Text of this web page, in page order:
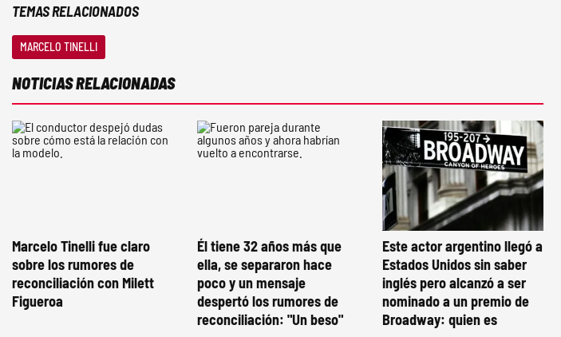
TEMAS RELACIONADOS
MARCELO TINELLI
NOTICIAS RELACIONADAS
Marcelo Tinelli fue claro
sobre los rumores de
reconciliación con Milett
Figueroa
Él tiene 32 años más que
ella, se separaron hace
poco y un mensaje
despertó los rumores de
reconciliación: "Un beso"
Este actor argentino llegó a
Estados Unidos sin saber
inglés pero alcanzó a ser
nominado a un premio de
Broadway: quien es